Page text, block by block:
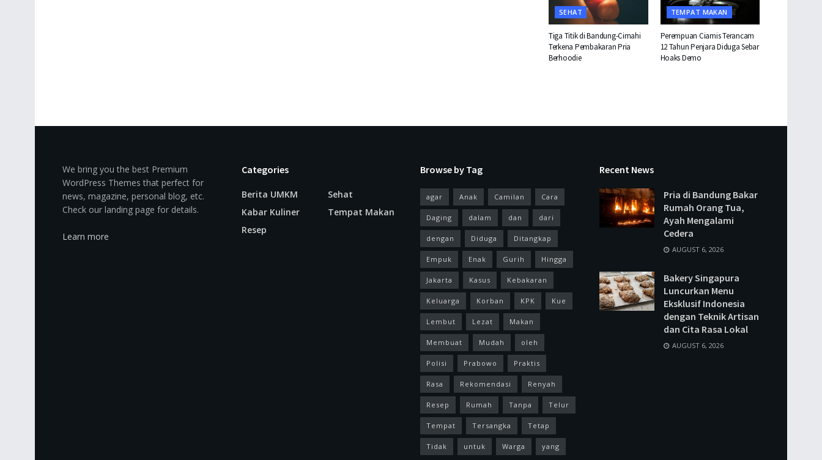
SEHAT
Tiga Titik di Bandung-Cimahi
Terkena Pembakaran Pria
Berhoodie
TEMPAT MAKAN
Perempuan Ciamis Terancam
12 Tahun Penjara Diduga Sebar
Hoaks Demo
We bring you the best Premium
WordPress Themes that perfect for
news, magazine, personal blog, etc.
Check our landing page for details.
Learn more
Categories
Berita UMKM
Kabar Kuliner
Resep
Sehat
Tempat Makan
Browse by Tag
agar Anak Camilan Cara
Daging dalam dan dari
dengan Diduga Ditangkap
Empuk Enak Gurih Hingga
Jakarta Kasus Kebakaran
Keluarga Korban KPK Kue
Lembut Lezat Makan
Membuat Mudah oleh
Polisi Prabowo Praktis
Rasa Rekomendasi Renyah
Resep Rumah Tanpa Telur
Tempat Tersangka Tetap
Tidak untuk Warga yang
Recent News
Pria di Bandung Bakar
Rumah Orang Tua,
Ayah Mengalami
Cedera
AUGUST 6, 2026
Bakery Singapura
Luncurkan Menu
Eksklusif Indonesia
dengan Teknik Artisan
dan Cita Rasa Lokal
AUGUST 6, 2026